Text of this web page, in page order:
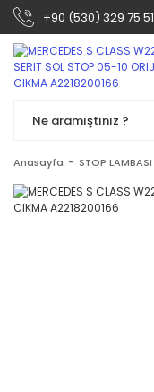
+90 (530) 329 75 51
Anasayfa STOP LAMBASI